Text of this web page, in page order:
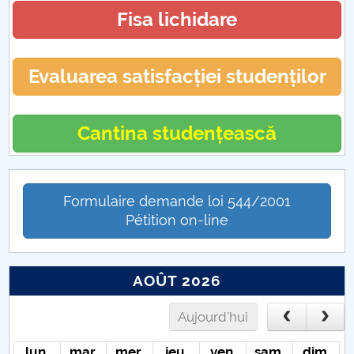
19. La ce să ne aşteptăm?
CEDO
excepționale
cum gestionăm asta?
Transporturile în contextul stării de urgență
„Ciuma Antonină” – o pandemie devastatoare la
apogeul Imperiului Roman
Fisa lichidare
Evaluarea satisfacției studenților
Cantina studențească
Formulaire demande loi 544/2001
Pétition on-line
AOÛT 2026
Aujourd'hui